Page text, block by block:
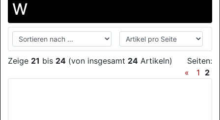
W
Zeige 21 bis 24 (von insgesamt 24 Artikeln)
Seiten:
«
1 2